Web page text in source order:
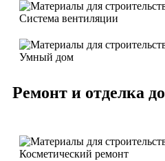
Система вентиляции
Умный дом
Ремонт и отделка
Косметический ремонт